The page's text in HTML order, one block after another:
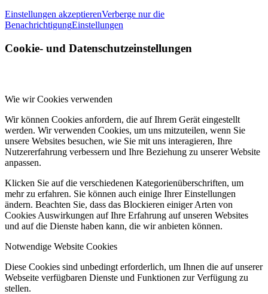
Einstellungen akzeptierenVerberge nur die
BenachrichtigungEinstellungen
Cookie- und Datenschutzeinstellungen
Wie wir Cookies verwenden
Wir können Cookies anfordern, die auf Ihrem Gerät eingestellt
werden. Wir verwenden Cookies, um uns mitzuteilen, wenn Sie
unsere Websites besuchen, wie Sie mit uns interagieren, Ihre
Nutzererfahrung verbessern und Ihre Beziehung zu unserer Website
anpassen.
Klicken Sie auf die verschiedenen Kategorienüberschriften, um
mehr zu erfahren. Sie können auch einige Ihrer Einstellungen
ändern. Beachten Sie, dass das Blockieren einiger Arten von
Cookies Auswirkungen auf Ihre Erfahrung auf unseren Websites
und auf die Dienste haben kann, die wir anbieten können.
Notwendige Website Cookies
Diese Cookies sind unbedingt erforderlich, um Ihnen die auf unserer
Webseite verfügbaren Dienste und Funktionen zur Verfügung zu
stellen.